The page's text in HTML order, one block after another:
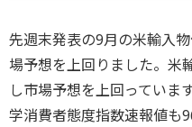
先週末発表の9月の米輸入
場予想を上回りました。米
し市場予想を上回っていま
学消費者態度指数速報値も